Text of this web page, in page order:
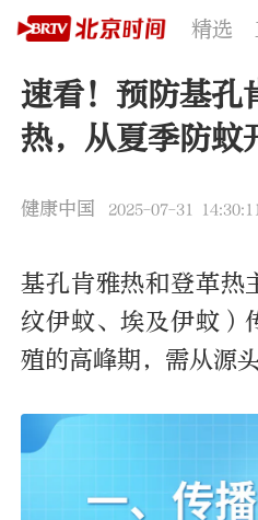
精选
速看！预防基孔
热，从夏季防蚊
健康中国 2025-07-31 14:30:11
基孔肯雅热和登革热
纹伊蚊、埃及伊蚊）
殖的高峰期，需从源